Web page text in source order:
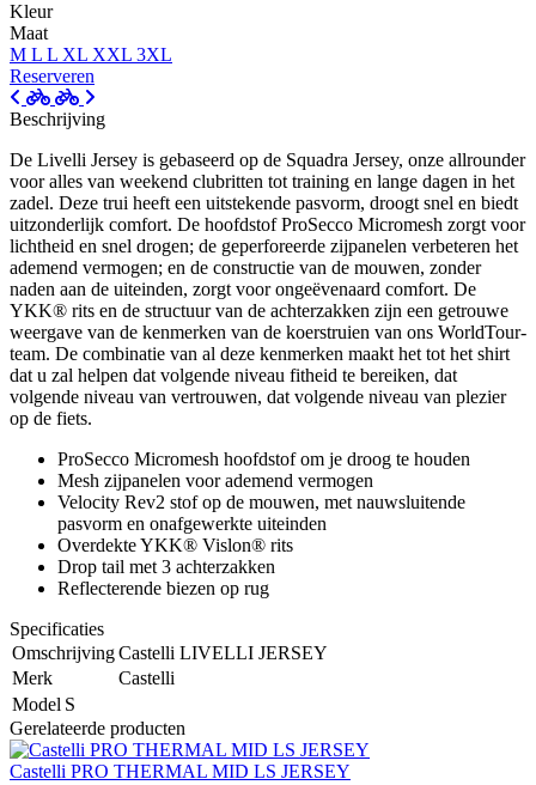
Kleur
Maat
M L L XL XXL 3XL
Reserveren
Beschrijving
De Livelli Jersey is gebaseerd op de Squadra Jersey, onze allrounder
voor alles van weekend clubritten tot training en lange dagen in het
zadel. Deze trui heeft een uitstekende pasvorm, droogt snel en biedt
uitzonderlijk comfort. De hoofdstof ProSecco Micromesh zorgt voor
lichtheid en snel drogen; de geperforeerde zijpanelen verbeteren het
ademend vermogen; en de constructie van de mouwen, zonder
naden aan de uiteinden, zorgt voor ongeëvenaard comfort. De
YKK® rits en de structuur van de achterzakken zijn een getrouwe
weergave van de kenmerken van de koerstruien van ons WorldTour-
team. De combinatie van al deze kenmerken maakt het tot het shirt
dat u zal helpen dat volgende niveau fitheid te bereiken, dat
volgende niveau van vertrouwen, dat volgende niveau van plezier
op de fiets.
ProSecco Micromesh hoofdstof om je droog te houden
Mesh zijpanelen voor ademend vermogen
Velocity Rev2 stof op de mouwen, met nauwsluitende
pasvorm en onafgewerkte uiteinden
Overdekte YKK® Vislon® rits
Drop tail met 3 achterzakken
Reflecterende biezen op rug
Specificaties
OmschrijvingCastelli LIVELLI JERSEY
Merk
Castelli
Model S
Gerelateerde producten
Castelli PRO THERMAL MID LS JERSEY